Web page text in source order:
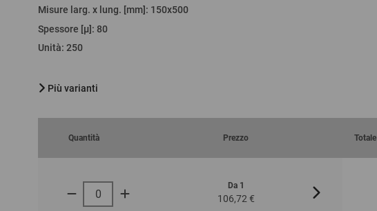
Misure larg. x lung. [mm] : 150x500
Spessore [µ] : 80
Unità: 250
Più varianti
Quantità Prezzo Totale
Da 1
106,72 €